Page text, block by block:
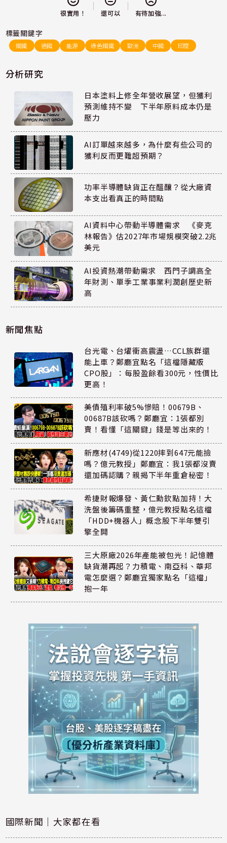
很實用！ 還可以 有待加強...
標籤關鍵字
鋼鐵 德國 能源 綠色鋼鐵 歐洲 中國 印度
分析研究
日本塗料上修全年營收展望，但獲利
預測維持不變 下半年原料成本仍是
壓力
AI訂單越來越多，為什麼有些公司的
獲利反而更難超預期？
功率半導體缺貨正在醞釀？從大廠資
本支出看真正的時間點
AI資料中心帶動半導體需求 《麥克
林報告》估2027年市場規模突破2.2兆
美元
AI投資熱潮帶動需求 西門子調高全
年財測、單季工業事業利潤創歷史新
高
新聞焦點
台光電、台燿衝高震盪…CCL族群還
能上車？鄭廳宜點名「這檔隱藏版
CPO股」：每股盈餘看300元，性價比
更高！
美債殖利率破5%慘賠！00679B、
00687B該砍嗎？鄭廳宜：1張都別
賣！看懂「這關鍵」錢是等出來的！
新應材(4749)從1220摔到647元能撿
嗎？億元教授」鄭廳宜：我1張都沒賣
還加碼認購？親揭下半年重倉秘密！
希捷財報爆發、黃仁勳欽點加持！大
洗盤後籌碼重整，億元教授點名這檔
「HDD+機器人」概念股下半年雙引
擎全開
三大原廠2026年產能被包光！記憶體
缺貨潮再起？力積電、南亞科、華邦
電怎麼選？鄭廳宜獨家點名「這檔」
抱一年
國際新聞｜大家都在看